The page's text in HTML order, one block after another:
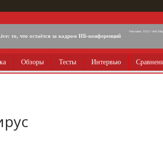
то, что остаётся за кадром ИБ-конференций
Реклама. ООО «АМ
Обзоры Тесты Интервью